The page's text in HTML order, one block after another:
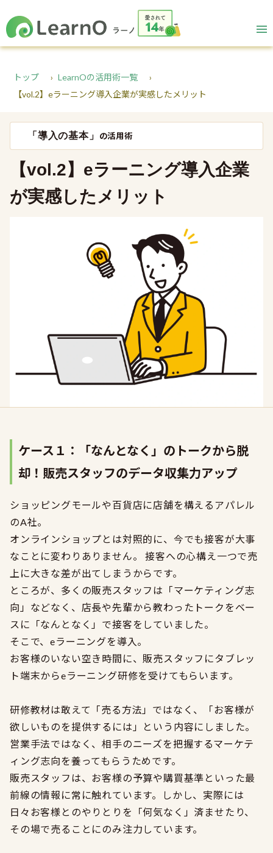
トップ
LearnOの活用術一覧
【vol.2】eラーニング導入企業が実感したメリット
「導入の基本」 の活用術
【vol.2】eラーニング導入企業
が実感したメリット
ケース１：
「なんとなく」のトークから脱
却！販売スタッフのデータ収集力アップ
ショッピングモールや百貨店に店舗を構えるアパレル
のA社。
オンラインショップとは対照的に、今でも接客が大事
なことに変わりありません。 接客への心構え一つで売
上に大きな差が出てしまうからです。
ところが、多くの販売スタッフは「マーケティング志
向」などなく、店長や先輩から教わったトークをベー
スに「なんとなく」で接客をしていました。
そこで、eラーニングを導入。
お客様のいない空き時間に、販売スタッフにタブレッ
ト端末からeラーニング研修を受けてもらいます。
研修教材は敢えて「売る方法」ではなく、「お客様が
欲しいものを提供するには」という内容にしました。
営業手法ではなく、相手のニーズを把握するマーケテ
ィング志向を養ってもらうためです。
販売スタッフは、お客様の予算や購買基準といった最
前線の情報に常に触れています。しかし、実際には
日々お客様とのやりとりを「何気なく」済ませたり、
その場で売ることにのみ注力しています。